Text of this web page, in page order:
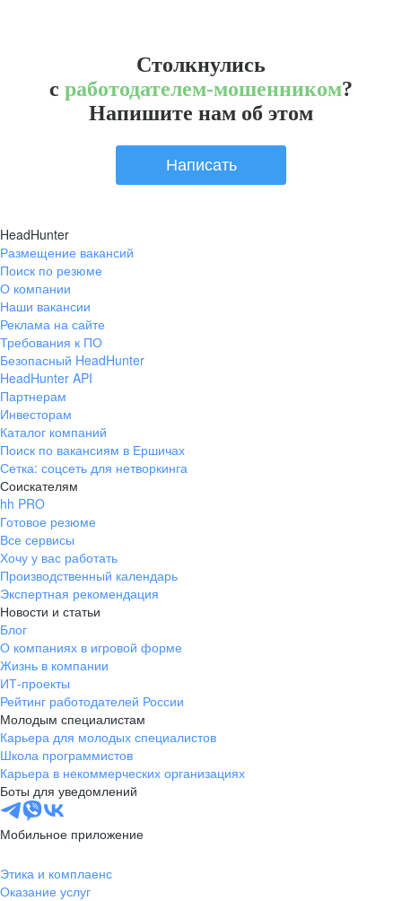
Столкнулись
с работодателем-мошенником?
Напишите нам об этом
Написать
HeadHunter
Размещение вакансий
Поиск по резюме
О компании
Наши вакансии
Реклама на сайте
Требования к ПО
Безопасный HeadHunter
HeadHunter API
Партнерам
Инвесторам
Каталог компаний
Поиск по вакансиям в Ершичах
Сетка: соцсеть для нетворкинга
Соискателям
hh PRO
Готовое резюме
Все сервисы
Хочу у вас работать
Производственный календарь
Экспертная рекомендация
Новости и статьи
Блог
О компаниях в игровой форме
Жизнь в компании
ИТ-проекты
Рейтинг работодателей России
Молодым специалистам
Карьера для молодых специалистов
Школа программистов
Карьера в некоммерческих организациях
Боты для уведомлений
Мобильное приложение
Этика и комплаенс
Оказание услуг